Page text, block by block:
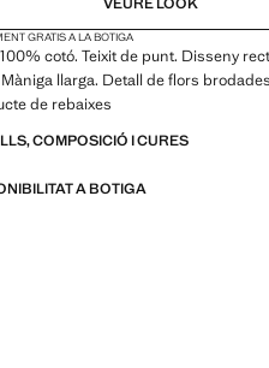
GRATIS A LA BOTIGA
cotó. Teixit de punt. Disseny
llarga. Detall de flors
de rebaixes
COMPOSICIÓ I CURES
A BOTIGA